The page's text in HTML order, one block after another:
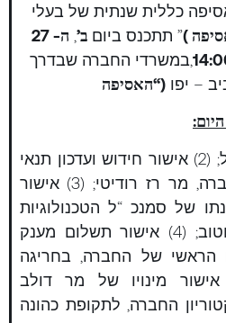
כללית שנתית של בעלי
)” תתכנס ביום ב’,
ה- 27
,במשרדי החברה שבדרך
(“
(1) אישור מדיניות תגמול; (2) אישור חידוש ועדכון תנאי
כהונתו של מנכ “ל החברה, מר רז רודיטי; (3) אישור
של סמנכ “ל הטכנולוגיות
הראשי, מר מיכאל זולוטוב; (4) אישור תשלום מענק
הראשי של החברה, בחריגה
תגמול; (3) אישור מינויו של מר דולב
החברה, לתקופת כהונה